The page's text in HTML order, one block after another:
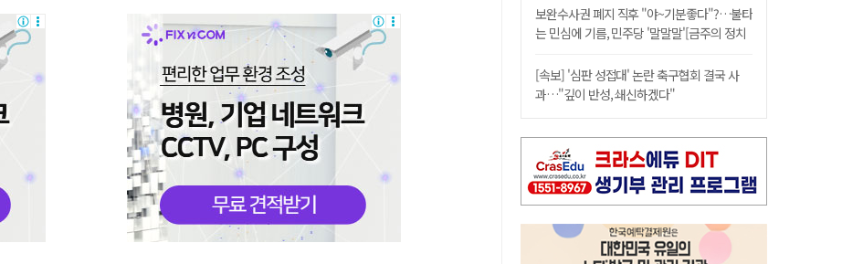
보완수사권 폐지 직후 "야~기분좋다"?…불타
는 민심에 기름, 민주당 '말말말'[금주의 정치
[속보] '심판 성접대' 논란 축구협회 결국 사
과…"깊이 반성, 쇄신하겠다"